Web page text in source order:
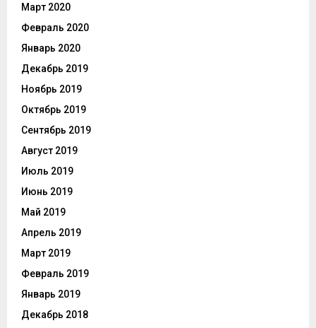
Март 2020
Февраль 2020
Январь 2020
Декабрь 2019
Ноябрь 2019
Октябрь 2019
Сентябрь 2019
Август 2019
Июль 2019
Июнь 2019
Май 2019
Апрель 2019
Март 2019
Февраль 2019
Январь 2019
Декабрь 2018